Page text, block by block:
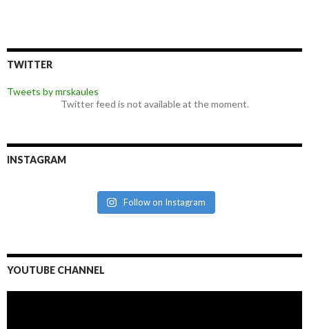
TWITTER
Tweets by mrskaules
Twitter feed is not available at the moment.
INSTAGRAM
Follow on Instagram
YOUTUBE CHANNEL